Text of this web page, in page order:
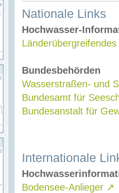
Nationale Links
Hochwasser-
Bundesbehörden
Wasserstraßen- und
Bundesamt für
Bundesanstalt für
Internationale
Bodensee-Anlieger ↗